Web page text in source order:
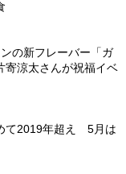
の新フレーバー「ガ
涼太さんが祝福イベ
て2019年超え 5月は